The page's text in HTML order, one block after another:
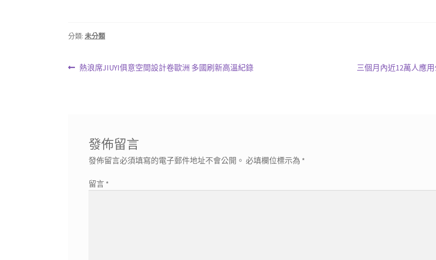
分類:未分類
文上
熱浪席JIUYI俱意空間設計卷歐洲 多國刷新高溫紀錄
下
三個月內近12萬人應
發佈留言
發佈留言必須填寫的電子郵件地址不會公開。 必填欄位標示為 *
留言 *